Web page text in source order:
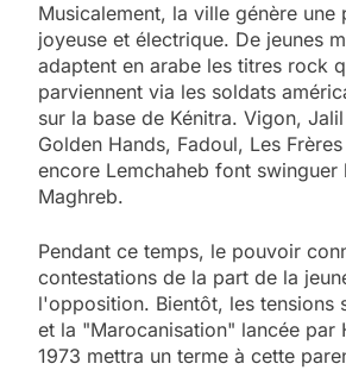
Musicalement, la ville génère une
joyeuse et électrique. De jeunes
adaptent en arabe les titres rock
parviennent via les soldats
sur la base de Kénitra. Vigon,
Golden Hands, Fadoul, Les
encore Lemchaheb font swinguer
Maghreb.
Pendant ce temps, le pouvoir
contestations de la part de la
l'opposition. Bientôt, les tensions
et la "Marocanisation" lancée par
1973 mettra un terme à cette